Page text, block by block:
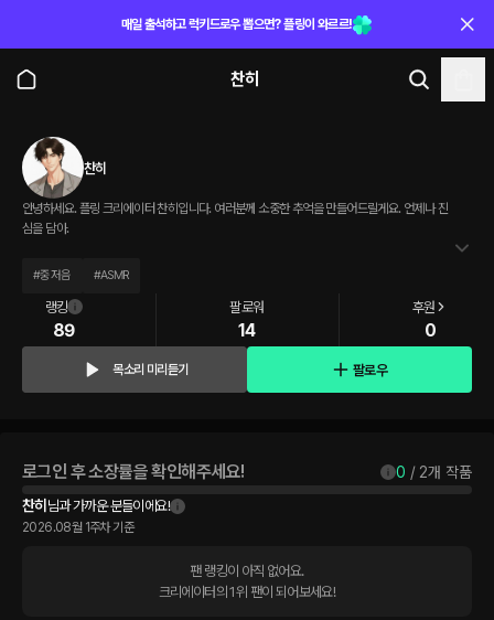
매일 출석하고 럭키드로우 뽑으면? 플링이 와르르!
찬히
찬히
안녕하세요. 플링 크리에이터 찬히입니다. 여러분께 소중한 추억을 만들어드릴게요. 언제나 진
심을 담아.
#중저음 #ASMR
랭킹
89
팔로워
14
후원
0
목소리 미리듣기 팔로우
로그인 후 소장률을 확인해주세요! 0 / 2개 작품
찬히 님과 가까운 분들이에요!
2026.08월 1주차 기준
팬 랭킹이 아직 없어요.
크리에이터의 1위 팬이 되어보세요!